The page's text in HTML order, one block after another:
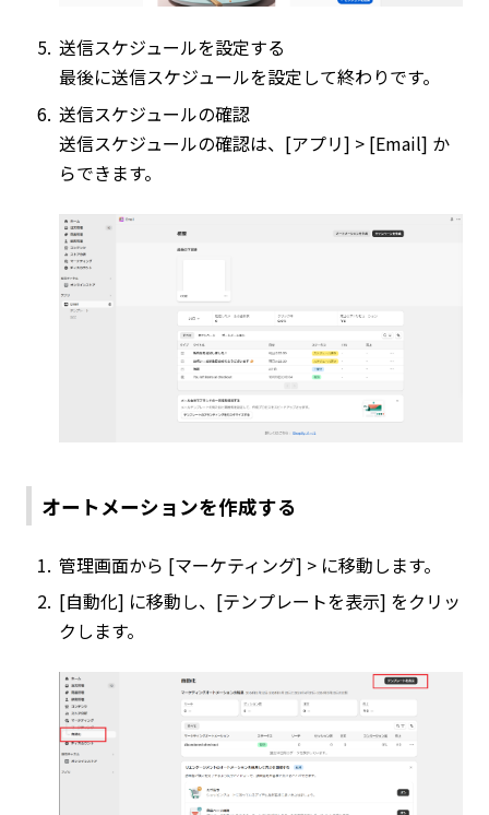
送信スケジュールを設定する
最後に送信スケジュールを設定して終わりです。
送信スケジュールの確認
送信スケジュールの確認は、[アプリ] > [Email] か
らできます。
オートメーションを作成する
管理画面から [マーケティング] > に移動します。
[自動化] に移動し、[テンプレートを表示] をクリッ
クします。